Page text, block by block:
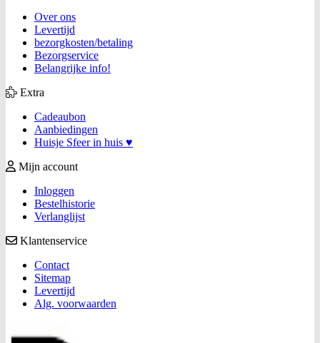
Over ons
Levertijd
bezorgkosten/betaling
Bezorgservice
Belangrijke info!
Extra
Cadeaubon
Aanbiedingen
Huisje Sfeer in huis ♥
Mijn account
Inloggen
Bestelhistorie
Verlanglijst
Klantenservice
Contact
Sitemap
Levertijd
Alg. voorwaarden